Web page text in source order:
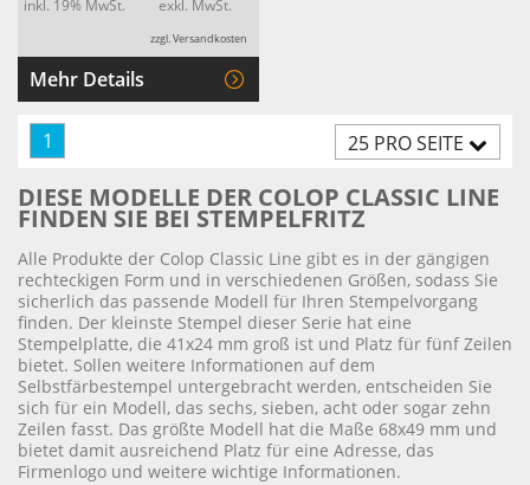
inkl. 19% MwSt. exkl. MwSt.
zzgl. Versandkosten
Mehr Details
25 PRO SEITE
1
DIESE MODELLE DER COLOP CLASSIC LINE
FINDEN SIE BEI STEMPELFRITZ
Alle Produkte der Colop Classic Line gibt es in der gängigen
rechteckigen Form und in verschiedenen Größen, sodass Sie
sicherlich das passende Modell für Ihren Stempelvorgang
finden. Der kleinste Stempel dieser Serie hat eine
Stempelplatte, die 41x24 mm groß ist und Platz für fünf Zeilen
bietet. Sollen weitere Informationen auf dem
Selbstfärbestempel untergebracht werden, entscheiden Sie
sich für ein Modell, das sechs, sieben, acht oder sogar zehn
Zeilen fasst. Das größte Modell hat die Maße 68x49 mm und
bietet damit ausreichend Platz für eine Adresse, das
Firmenlogo und weitere wichtige Informationen.